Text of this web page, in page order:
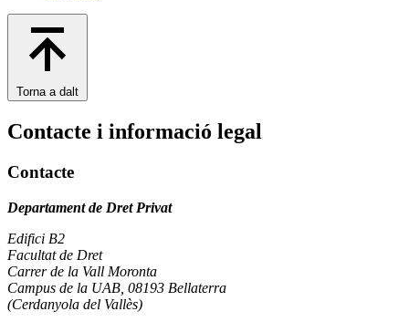
Torna a dalt
Contacte i informació legal
Contacte
Departament de Dret Privat
Edifici B2
Facultat de Dret
Carrer de la Vall Moronta
Campus de la UAB, 08193 Bellaterra
(Cerdanyola del Vallès)